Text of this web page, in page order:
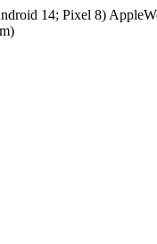
14; Pixel 8)